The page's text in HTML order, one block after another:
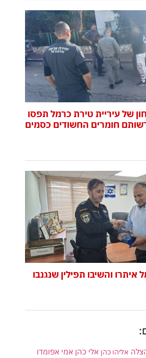
של עיריית טירת כרמל תפסו
חומרים החשודים כסמים
והשיבו תפילין שנגנבו
אליהו כהן אלי כהן אמי אפומדו